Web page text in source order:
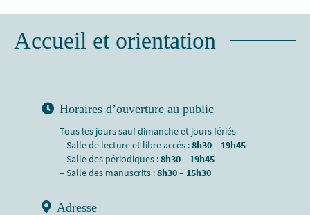
Accueil et orientation
Horaires d’ouverture au public
Tous les jours sauf dimanche et jours fériés
– Salle de lecture et libre accés :8h30 – 19h45
– Salle des périodiques :8h30 – 19h45
– Salle des manuscrits :8h30 – 15h30
Adresse